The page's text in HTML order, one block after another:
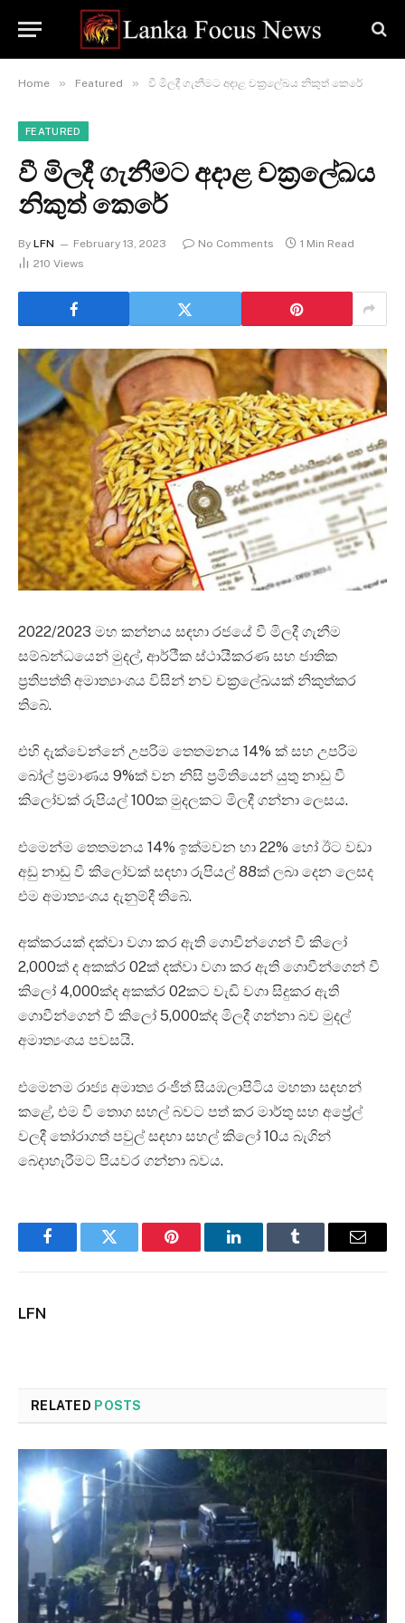
Home » Featured » වී මිලදී ගැනීමට අදාළ චක්‍රලේඛය නිකුත් කෙරේ
FEATURED
වී මිලදී ගැනීමට අදාළ චක්‍රලේඛය
නිකුත් කෙරේ
By LFN February 13, 2023 No Comments
1 Min Read
210 Views
2022/2023 මහ කන්නය සඳහා රජයේ වී මිලදී ගැනීම
සම්බන්ධයෙන් මුදල්, ආර්ථීක ස්ථායීකරණ සහ ජාතික
ප්‍රතිපත්ති අමාත්‍යාංශය විසින් නව චක්‍රලේඛයක් නිකුත්කර
තිබේ.
එහි දැක්වෙන්නේ උපරිම තෙතමනය 14% ක් සහ උපරිම
බෝල් ප්‍රමාණය 9%ක් වන නිසි ප්‍රමිතියෙන් යුතු නාඩු වී
කිලෝවක් රුපියල් 100ක මුදලකට මිලදී ගන්නා ලෙසය.
එමෙන්ම තෙතමනය 14% ඉක්මවන හා 22% හෝ ඊට වඩා
අඩු නාඩු වී කිලෝවක් සඳහා රුපියල් 88ක් ලබා දෙන ලෙසද
එම අමාත්‍යංශය දැනුම්දී තිබේ.
අක්කරයක් දක්වා වගා කර ඇති ගොවීන්ගෙන් වී කිලෝ
2,000ක් ද අකක්ර 02ක් දක්වා වගා කර ඇති ගොවීන්ගෙන් වී
කිලෝ 4,000ක්ද අකක්ර 02කට වැඩි වගා සිදුකර ඇති
ගොවීන්ගෙන් වී කිලෝ 5,000ක්ද මිලදී ගන්නා බව මුදල්
අමාත්‍යංශය පවසයි.
එමෙනම රාජ්‍ය අමාත්‍ය රංජිත් සියඹලාපිටිය මහතා සඳහන්
කළේ, එම වී තොග සහල් බවට පත් කර මාර්තු සහ අප්‍රේල්
වලදී තෝරාගත් පවුල් සඳහා සහල් කිලෝ 10ය බැගින්
බෙදාහැරීමට පියවර ගන්නා බවය.
FacebookTwitter Pinterest LinkedInTumblr Email
LFN
RELATED POSTS